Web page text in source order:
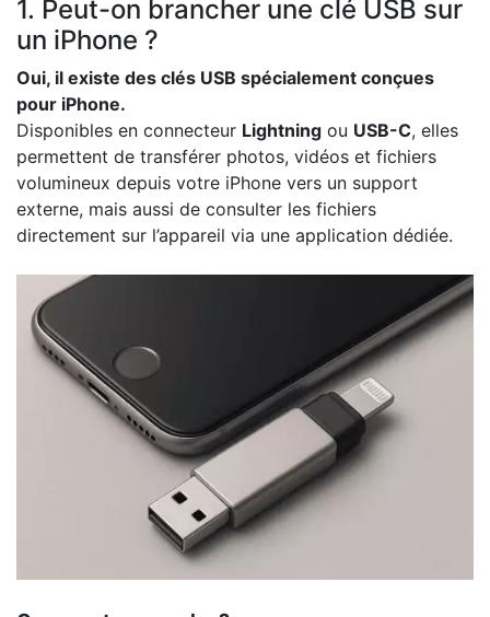
1. Peut-on brancher une clé USB sur
un iPhone ?
Oui, il existe des clés USB spécialement conçues
pour iPhone.
Disponibles en connecteur Lightning ou USB-C, elles
permettent de transférer photos, vidéos et fichiers
volumineux depuis votre iPhone vers un support
externe, mais aussi de consulter les fichiers
directement sur l’appareil via une application dédiée.